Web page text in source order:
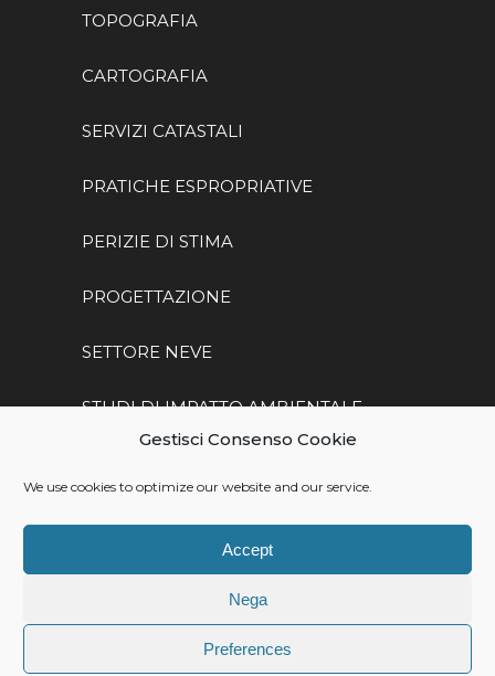
Gestisci Consenso Cookie
We use cookies to optimize our website and our service.
Accept
Nega
Preferences
TOPOGRAFIA
CARTOGRAFIA
SERVIZI CATASTALI
PRATICHE ESPROPRIATIVE
PERIZIE DI STIMA
PROGETTAZIONE
SETTORE NEVE
STUDI DI IMPATTO AMBIENTALE
00975610254 | Made by
Privacy Cookie policy